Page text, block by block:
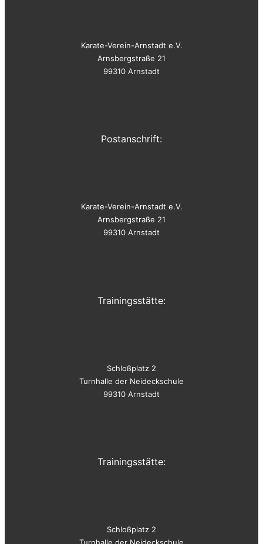
Karate-Verein-Arnstadt e.V.
Arnsbergstraße 21
99310 Arnstadt
Postanschrift:
Karate-Verein-Arnstadt e.V.
Arnsbergstraße 21
99310 Arnstadt
Trainingsstätte:
Schloßplatz 2
Turnhalle der Neideckschule
99310 Arnstadt
Trainingsstätte:
Schloßplatz 2